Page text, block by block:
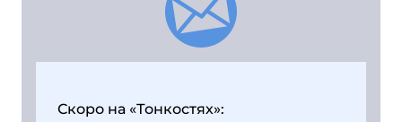
Скоро на «Тонкостях»: